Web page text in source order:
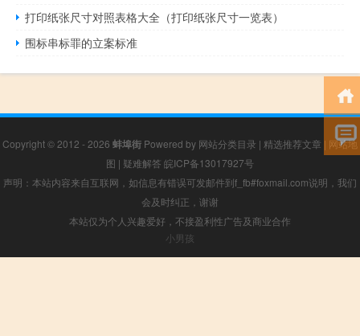
打印纸张尺寸对照表格大全（打印纸张尺寸一览表）
围标串标罪的立案标准
Copyright © 2012 - 2026 蚌埠街 Powered by 网站分类目录 | 精选推荐文章 | 网站地
图 | 疑难解答 皖ICP备13017927号
声明：本站内容来自互联网，如信息有错误可发邮件到f_fb#foxmail.com说明，我们
会及时纠正，谢谢
本站仅为个人兴趣爱好，不接盈利性广告及商业合作
小男孩